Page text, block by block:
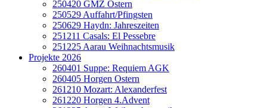
250420 GMZ Ostern
250529 Auffahrt/Pfingsten
250629 Haydn: Jahreszeiten
251211 Casals: El Pessebre
251225 Aarau Weihnachtsmusik
Projekte 2026
260401 Suppe: Requiem AGK
260405 Horgen Ostern
261210 Mozart: Alexanderfest
261220 Horgen 4.Advent